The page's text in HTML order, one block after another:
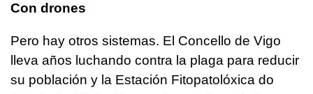
Con drones
Pero hay otros sistemas. El Concello de Vigo
lleva años luchando contra la plaga para reducir
su población y la Estación Fitopatolóxica do